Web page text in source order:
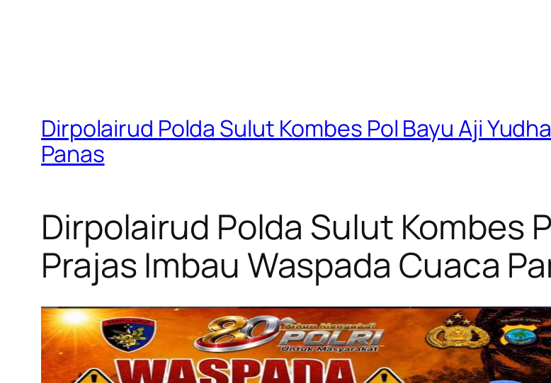
Dirpolairud Polda Sulut Kombes Pol Bayu Aji
Panas
Dirpolairud Polda Sulut Kombes
Prajas Imbau Waspada Cuaca